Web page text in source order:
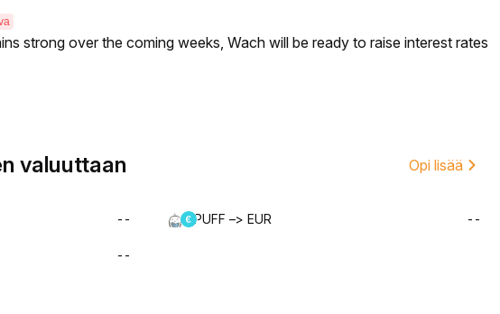
strong over the coming weeks, Wach will be ready to raise interest rates
valuuttaan Opi lisää
-- PUFF –> EUR --
--